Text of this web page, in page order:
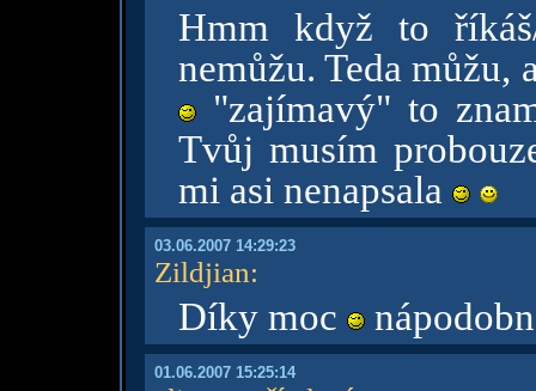
Hmm když to
nemůžu. Teda můžu,
"zajímavý" to
Tvůj musím
mi asi nenapsala
03.06.2007 14:29:23
Zildjian:
Díky moc
01.06.2007 15:25:14